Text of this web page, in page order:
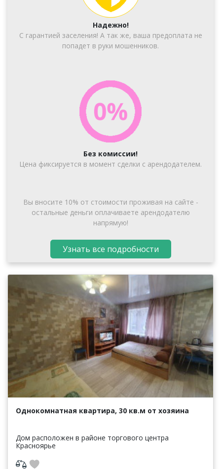
Надежно!
С гарантией заселения! А так же, ваша предоплата не
попадет в руки мошенников.
Без комиссии!
Цена фиксируется в момент сделки с арендодателем.
Вы вносите 10% от стоимости проживая на сайте -
остальные деньги оплачиваете арендодателю
напрямую!
Узнать все подробности
Однокомнатная квартира, 30 кв.м от хозяина
Дом расположен в районе торгового центра
Красноярье